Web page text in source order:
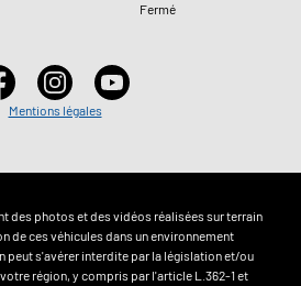
Fermé
Mentions légales
des photos et des vidéos réalisées sur terrain
de ces véhicules dans un environnement
s'avérer interdite par la législation et/ou
région, y compris par l'article L.362-1 et